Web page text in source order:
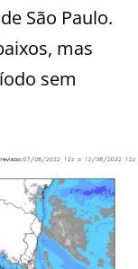
São Paulo.
mas
sem